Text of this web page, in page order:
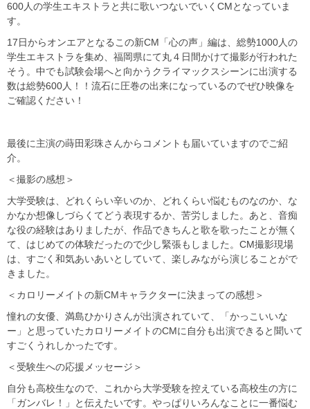
600人の学生エキストラと共に歌いつないでいくCMとなっていま
す。
17日からオンエアとなるこの新CM「心の声」編は、総勢1000人の
学生エキストラを集め、福岡県にて丸４日間かけて撮影が行われた
そう。中でも試験会場へと向かうクライマックスシーンに出演する
数は総勢600人！！流石に圧巻の出来になっているのでぜひ映像を
ご確認ください！
最後に主演の蒔田彩珠さんからコメントも届いていますのでご紹
介。
＜撮影の感想＞
大学受験は、どれくらい辛いのか、どれくらい悩むものなのか、な
かなか想像しづらくてどう表現するか、苦労しました。あと、音痴
な役の経験はありましたが、作品できちんと歌を歌ったことが無く
て、はじめての体験だったので少し緊張もしました。CM撮影現場
は、すごく和気あいあいとしていて、楽しみながら演じることがで
きました。
＜カロリーメイトの新CMキャラクターに決まっての感想＞
憧れの女優、満島ひかりさんが出演されていて、「かっこいいな
ー」と思っていたカロリーメイトのCMに自分も出演できると聞いて
すごくうれしかったです。
＜受験生への応援メッセージ＞
自分も高校生なので、これから大学受験を控えている高校生の方に
「ガンバレ！」と伝えたいです。やっぱりいろんなことに一番悩む